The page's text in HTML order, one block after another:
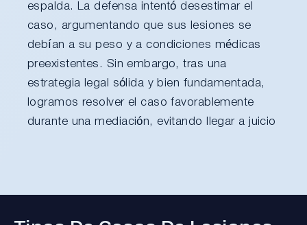
espalda. La defensa intentó desestimar el
caso, argumentando que sus lesiones se
debían a su peso y a condiciones médicas
preexistentes. Sin embargo, tras una
estrategia legal sólida y bien fundamentada,
logramos resolver el caso favorablemente
durante una mediación, evitando llegar a juicio